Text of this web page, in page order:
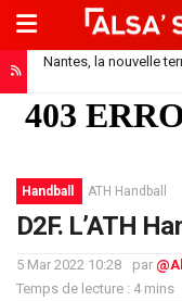
Nantes, la nouvelle
Handball ATH Handball
D2F. L’ATH
5 Mar 2022 10:28 par
Temps de lecture : 4 mins